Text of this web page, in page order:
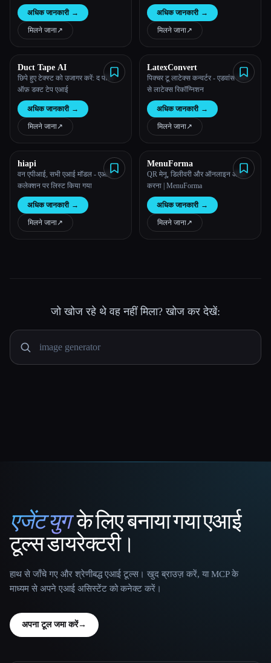
अधिक जानकारी →
मिलने जाना↗︎
1 मिनट में ऐक्टिवेट किया जाए, अगर ऐसा
न हो तो पूरा रिफ़ंड मिल जाए।
अधिक जानकारी →
मिलने जाना↗︎
Duct Tape AI
छिपे हुए टेक्स्ट को उजागर करें: द पॉवर
ऑफ़ डक्ट टेप एआई
अधिक जानकारी →
मिलने जाना↗︎
LatexConvert
पिक्चर टू लाटेक्स कन्वर्टर - एडवांस इमेज
से लाटेक्स रिकॉग्निशन
अधिक जानकारी →
मिलने जाना↗︎
hiapi
वन एपीआई, सभी एआई मॉडल - एआई
कलेक्शन पर लिस्ट किया गया
अधिक जानकारी →
मिलने जाना↗︎
MenuForma
QR मेनू, डिलीवरी और ऑनलाइन ऑर्डर
करना | MenuForma
अधिक जानकारी →
मिलने जाना↗︎
जो खोज रहे थे वह नहीं मिला? खोज कर देखें:
That AI Collection
एजेंट युगके लिए बनाया गया एआई
टूल्स डायरेक्टरी।
हाथ से जाँचे गए और श्रेणीबद्ध एआई टूल्स। खुद ब्राउज़ करें, या MCP के
माध्यम से अपने एआई असिस्टेंट को कनेक्ट करें।
अपना टूल जमा करें→